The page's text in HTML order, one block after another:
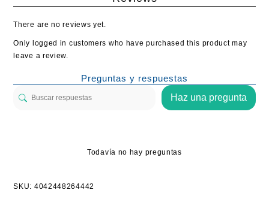
There are no reviews yet.
Only logged in customers who have purchased this product may
leave a review.
Preguntas y respuestas
Haz una pregunta
Todavía no hay preguntas
SKU: 4042448264442